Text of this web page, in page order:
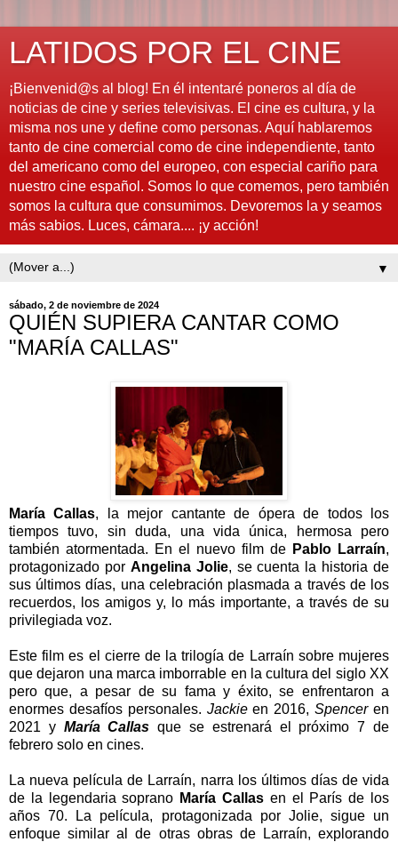
LATIDOS POR EL CINE
¡Bienvenid@s al blog! En él intentaré poneros al día de
noticias de cine y series televisivas. El cine es cultura, y la
misma nos une y define como personas. Aquí hablaremos
tanto de cine comercial como de cine independiente, tanto
del americano como del europeo, con especial cariño para
nuestro cine español. Somos lo que comemos, pero también
somos la cultura que consumimos. Devoremos la y seamos
más sabios. Luces, cámara.... ¡y acción!
▼
sábado, 2 de noviembre de 2024
QUIÉN SUPIERA CANTAR COMO
"MARÍA CALLAS"
María Callas, la mejor cantante de ópera de todos los
tiempos tuvo, sin duda, una vida única, hermosa pero
también atormentada. En el nuevo film de Pablo Larraín,
protagonizado por Angelina Jolie, se cuenta la historia de
sus últimos días, una celebración plasmada a través de los
recuerdos, los amigos y, lo más importante, a través de su
privilegiada voz.
Este film es el cierre de la trilogía de Larraín sobre mujeres
que dejaron una marca imborrable en la cultura del siglo XX
pero que, a pesar de su fama y éxito, se enfrentaron a
enormes desafíos personales. Jackieen 2016,Spenceren
2021 y María Callas que se estrenará el próximo 7 de
febrero solo en cines.
La nueva película de Larraín, narra los últimos días de vida
de la legendaria soprano María Callas en el París de los
años 70. La película, protagonizada por Jolie, sigue un
enfoque similar al de otras obras de Larraín, explorando